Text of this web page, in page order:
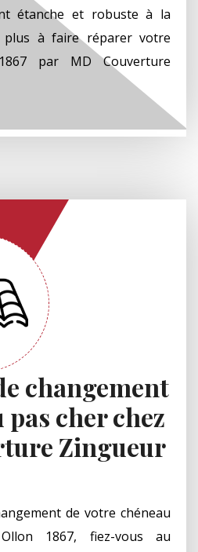
étanche et robuste à la
plus à faire réparer votre
par MD Couverture
changement
pas cher chez
Zingueur
de votre chéneau
1867, fiez-vous au